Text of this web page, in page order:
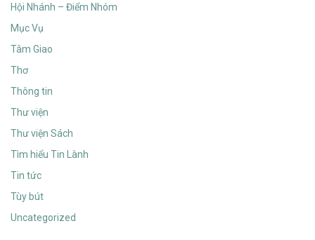
Hội Nhánh – Điểm Nhóm
Mục Vụ
Tâm Giao
Thơ
Thông tin
Thư viện
Thư viện Sách
Tìm hiểu Tin Lành
Tin tức
Tùy bút
Uncategorized